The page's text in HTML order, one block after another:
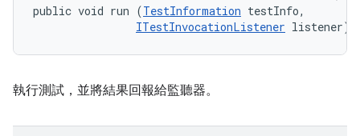
public void run (TestInformation testInfo,
ITestInvocationListener listener)
執行測試，並將結果回報給監聽器。